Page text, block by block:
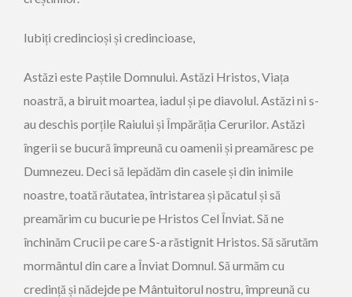
Iubiți credincioși și credincioase,
Astăzi este Paștile Domnului. Astăzi Hristos, Viața
noastră, a biruit moartea, iadul și pe diavolul. Astăzi ni s-
au deschis porțile Raiului și Împărăția Cerurilor. Astăzi
îngerii se bucură împreună cu oamenii și preamăresc pe
Dumnezeu. Deci să lepădăm din casele și din inimile
noastre, toată răutatea, întristarea și păcatul și să
preamărim cu bucurie pe Hristos Cel Înviat. Să ne
închinăm Crucii pe care S-a răstignit Hristos. Să sărutăm
mormântul din care a Înviat Domnul. Să urmăm cu
credință și nădejde pe Mântuitorul nostru, împreună cu